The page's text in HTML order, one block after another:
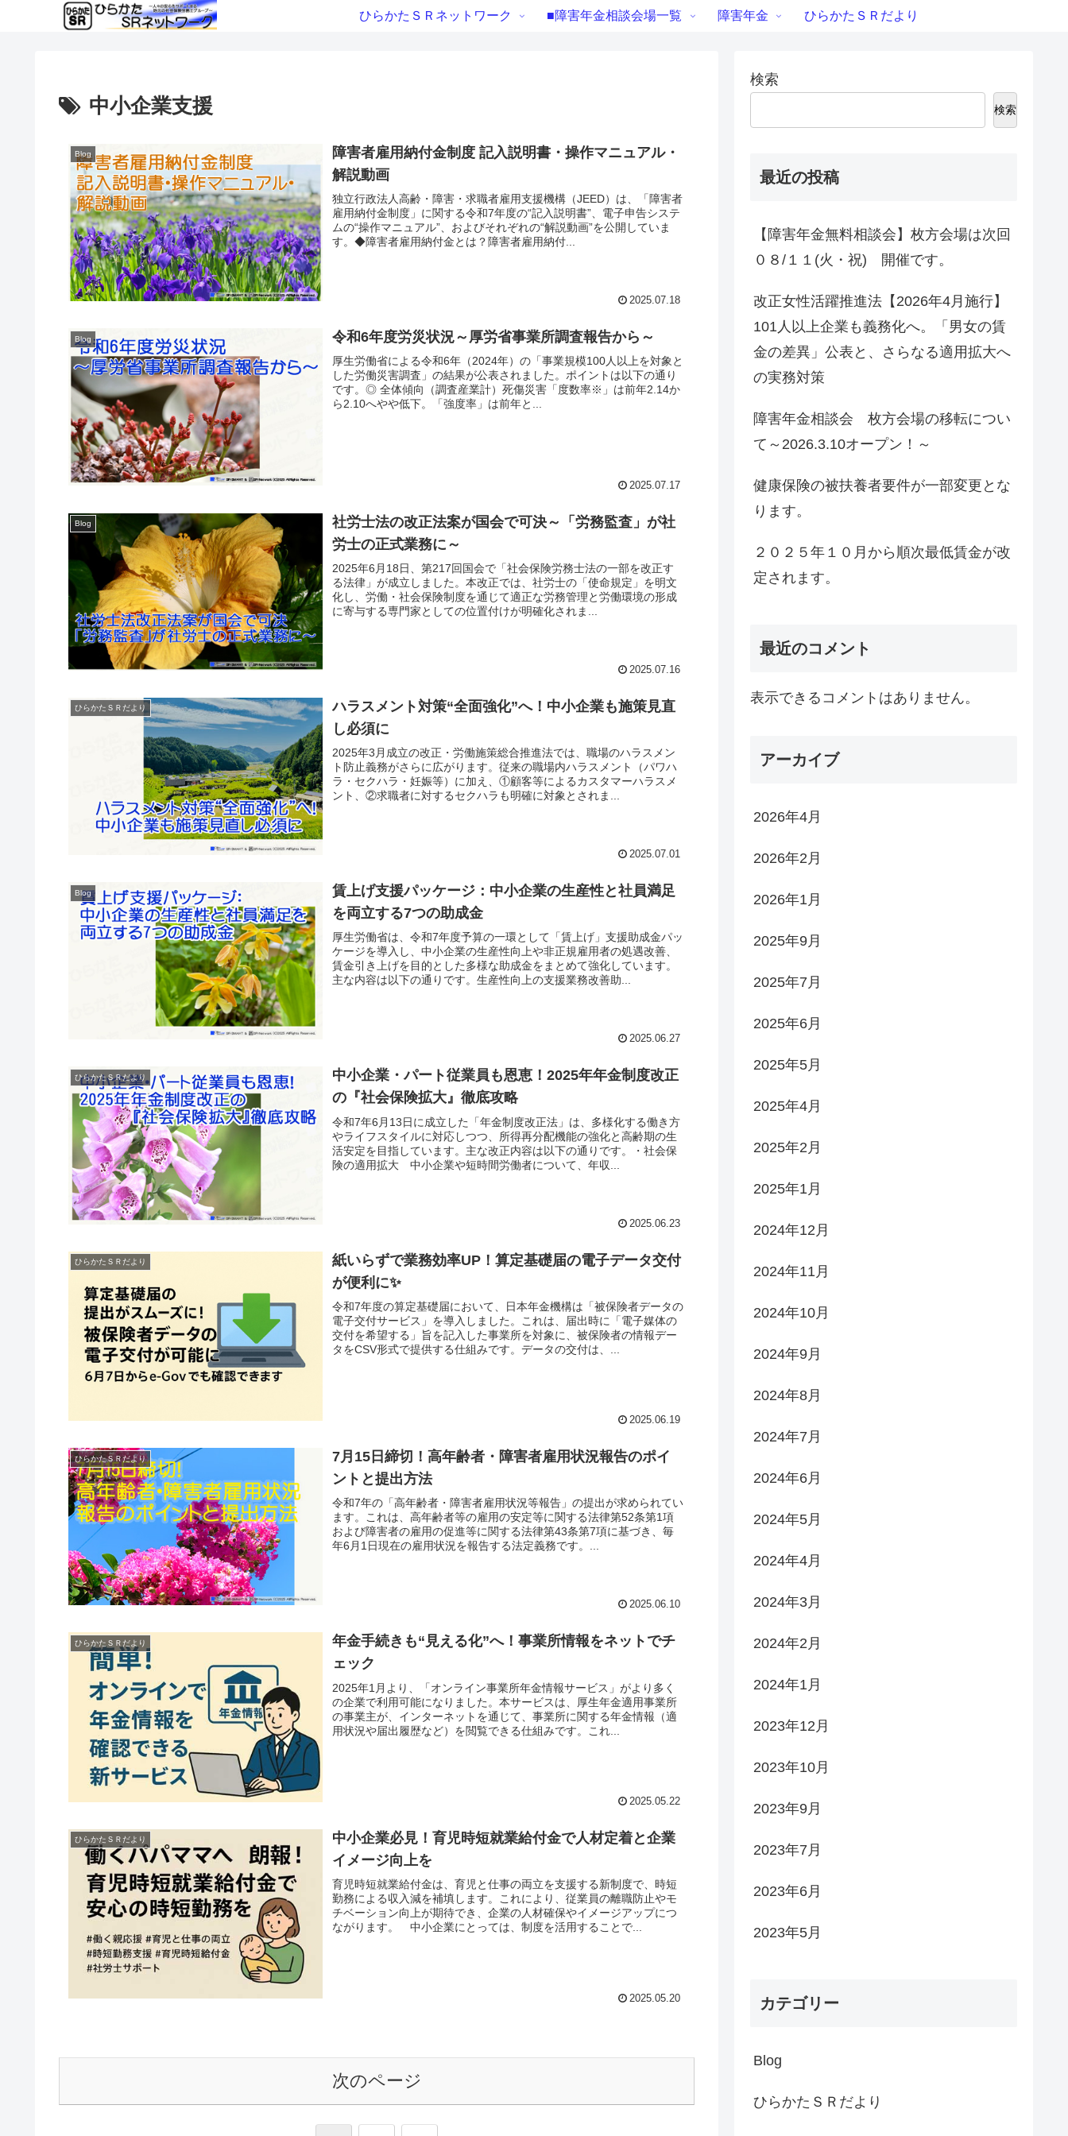
ひらかたＳＲネットワーク ■障害年金相談会場一覧 障害年金 ひらかたＳＲだより
中小企業支援
Blog
障害者雇用納付金制度 記入説明書・操作マニュアル・
解説動画
独立行政法人高齢・障害・求職者雇用支援機構（JEED）は、「障害者
雇用納付金制度」に関する令和7年度の“記入説明書”、電子申告システ
ムの“操作マニュアル”、およびそれぞれの“解説動画”を公開していま
す。◆障害者雇用納付金とは？障害者雇用納付...
2025.07.18
Blog 令和6年度労災状況～厚労省事業所調査報告から～
厚生労働省による令和6年（2024年）の「事業規模100人以上を対象と
した労働災害調査」の結果が公表されました。ポイントは以下の通り
です。◎ 全体傾向（調査産業計）死傷災害「度数率※」は前年2.14か
ら2.10へやや低下。「強度率」は前年と...
2025.07.17
Blog
社労士法の改正法案が国会で可決～「労務監査」が社
労士の正式業務に～
2025年6月18日、第217回国会で「社会保険労務士法の一部を改正す
る法律」が成立しました。本改正では、社労士の「使命規定」を明文
化し、労働・社会保険制度を通じて適正な労務管理と労働環境の形成
に寄与する専門家としての位置付けが明確化されま...
2025.07.16
ひらかたＳＲだより
ハラスメント対策“全面強化”へ！中小企業も施策見直
し必須に
2025年3月成立の改正・労働施策総合推進法では、職場のハラスメン
ト防止義務がさらに広がります。従来の職場内ハラスメント（パワハ
ラ・セクハラ・妊娠等）に加え、①顧客等によるカスタマーハラスメ
ント、②求職者に対するセクハラも明確に対象とされま...
2025.07.01
Blog
賃上げ支援パッケージ：中小企業の生産性と社員満足
を両立する7つの助成金
厚生労働省は、令和7年度予算の一環として「賃上げ」支援助成金パッ
ケージを導入し、中小企業の生産性向上や非正規雇用者の処遇改善、
賃金引き上げを目的とした多様な助成金をまとめて強化しています。
主な内容は以下の通りです。生産性向上の支援業務改善助...
2025.06.27
ひらかたＳＲだより
中小企業・パート従業員も恩恵！2025年年金制度改正
の『社会保険拡大』徹底攻略
令和7年6月13日に成立した「年金制度改正法」は、多様化する働き方
やライフスタイルに対応しつつ、所得再分配機能の強化と高齢期の生
活安定を目指しています。主な改正内容は以下の通りです。・社会保
険の適用拡大 中小企業や短時間労働者について、年収...
2025.06.23
ひらかたＳＲだより
紙いらずで業務効率UP！算定基礎届の電子データ交付
が便利に✨
令和7年度の算定基礎届において、日本年金機構は「被保険者データの
電子交付サービス」を導入しました。これは、届出時に「電子媒体の
交付を希望する」旨を記入した事業所を対象に、被保険者の情報デー
タをCSV形式で提供する仕組みです。データの交付は、...
2025.06.19
ひらかたＳＲだより
7月15日締切！高年齢者・障害者雇用状況報告のポイ
ントと提出方法
令和7年の「高年齢者・障害者雇用状況等報告」の提出が求められてい
ます。これは、高年齢者等の雇用の安定等に関する法律第52条第1項
および障害者の雇用の促進等に関する法律第43条第7項に基づき、毎
年6月1日現在の雇用状況を報告する法定義務です。...
2025.06.10
ひらかたＳＲだより
年金手続きも“見える化”へ！事業所情報をネットでチ
ェック
2025年1月より、「オンライン事業所年金情報サービス」がより多く
の企業で利用可能になりました。本サービスは、厚生年金適用事業所
の事業主が、インターネットを通じて、事業所に関する年金情報（適
用状況や届出履歴など）を閲覧できる仕組みです。これ...
2025.05.22
ひらかたＳＲだより
中小企業必見！育児時短就業給付金で人材定着と企業
イメージ向上を
育児時短就業給付金は、育児と仕事の両立を支援する新制度で、時短
勤務による収入減を補填します。これにより、従業員の離職防止やモ
チベーション向上が期待でき、企業の人材確保やイメージアップにつ
ながります。 中小企業にとっては、制度を活用することで...
2025.05.20
次のページ
検索
検索
最近の投稿
【障害年金無料相談会】枚方会場は次回
０８/１１(火・祝) 開催です。
改正女性活躍推進法【2026年4月施行】
101人以上企業も義務化へ。「男女の賃
金の差異」公表と、さらなる適用拡大へ
の実務対策
障害年金相談会 枚方会場の移転につい
て～2026.3.10オープン！～
健康保険の被扶養者要件が一部変更とな
ります。
２０２５年１０月から順次最低賃金が改
定されます。
最近のコメント
表示できるコメントはありません。
アーカイブ
2026年4月
2026年2月
2026年1月
2025年9月
2025年7月
2025年6月
2025年5月
2025年4月
2025年2月
2025年1月
2024年12月
2024年11月
2024年10月
2024年9月
2024年8月
2024年7月
2024年6月
2024年5月
2024年4月
2024年3月
2024年2月
2024年1月
2023年12月
2023年10月
2023年9月
2023年7月
2023年6月
2023年5月
カテゴリー
Blog
ひらかたＳＲだより